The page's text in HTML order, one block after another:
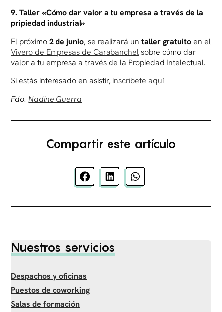
9. Taller «Cómo dar valor a tu empresa a través de la
pripiedad industrial»
El próximo2 de junio, se realizará untaller gratuito en el
Vivero de Empresas de Carabanchelsobre cómo dar
valor a tu empresa a través de la Propiedad Intelectual.
Si estás interesado en asistir, inscríbete aquí
Fdo.Nadine Guerra
Compartir este artículo
Nuestros servicios
Despachos y oficinas
Puestos de coworking
Salas de formación